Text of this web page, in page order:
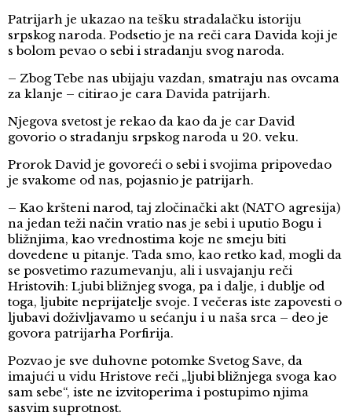
Patrijarh je ukazao na tešku stradalačku istoriju
srpskog naroda. Podsetio je na reči cara Davida koji je
s bolom pevao o sebi i stradanju svog naroda.
– Zbog Tebe nas ubijaju vazdan, smatraju nas ovcama
za klanje – citirao je cara Davida patrijarh.
Njegova svetost je rekao da kao da je car David
govorio o stradanju srpskog naroda u 20. veku.
Prorok David je govoreći o sebi i svojima pripovedao
je svakome od nas, pojasnio je patrijarh.
– Kao kršteni narod, taj zločinački akt (NATO agresija)
na jedan teži način vratio nas je sebi i uputio Bogu i
bližnjima, kao vrednostima koje ne smeju biti
dovedene u pitanje. Tada smo, kao retko kad, mogli da
se posvetimo razumevanju, ali i usvajanju reči
Hristovih: Ljubi bližnjeg svoga, pa i dalje, i dublje od
toga, ljubite neprijatelje svoje. I večeras iste zapovesti o
ljubavi doživljavamo u sećanju i u naša srca – deo je
govora patrijarha Porfirija.
Pozvao je sve duhovne potomke Svetog Save, da
imajući u vidu Hristove reči „ljubi bližnjega svoga kao
sam sebe“, iste ne izvitoperima i postupimo njima
sasvim suprotnost.